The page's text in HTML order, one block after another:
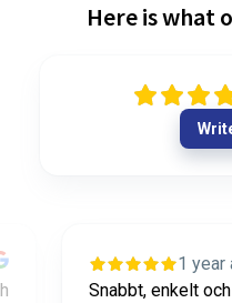
Here is what
1 year
Snabbt, enkelt